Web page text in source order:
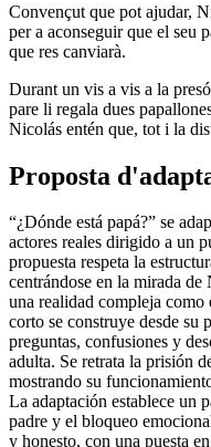
Convençut que pot ajudar,
per a aconseguir que el seu
que res canviarà.
Durant un vis a vis a la
pare li regala dues
Nicolás entén que, tot i la
Proposta
“¿Dónde está papá?” se
actores reales dirigido a un
propuesta respeta la
centrándose en la mirada
una realidad compleja como
corto se construye desde su
preguntas, confusiones y
adulta. Se retrata la prisión
mostrando su
La adaptación establece un
padre y el bloqueo
y honesto, con una puesta